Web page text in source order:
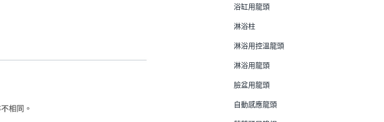
浴缸用龍頭
淋浴柱
淋浴用控溫龍頭
淋浴用龍頭
臉盆用龍頭
自動感應龍頭